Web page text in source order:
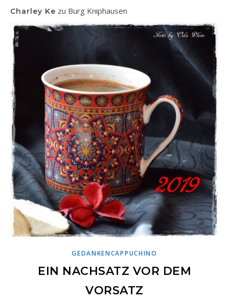
Charley Ke zu Burg Kniphausen
GEDANKENCAPPUCHINO
EIN NACHSATZ VOR DEM
VORSATZ